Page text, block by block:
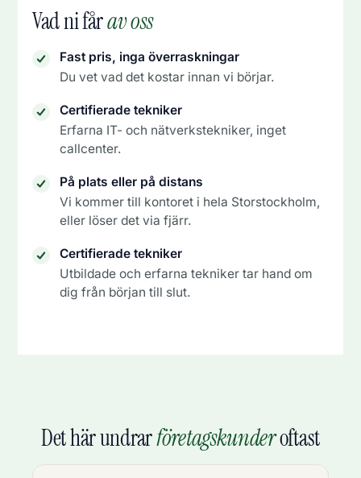
Vad ni fårav oss
Fast pris, inga överraskningar
Du vet vad det kostar innan vi börjar.
Certifierade tekniker
Erfarna IT- och nätverkstekniker, inget
callcenter.
På plats eller på distans
Vi kommer till kontoret i hela Storstockholm,
eller löser det via fjärr.
Certifierade tekniker
Utbildade och erfarna tekniker tar hand om
dig från början till slut.
Det här undrarföretagskunderoftast